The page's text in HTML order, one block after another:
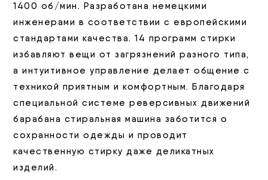
1400 об/мин. Разработана немецкими
инженерами в соответствии с европейскими
стандартами качества. 14 программ стирки
избавляют вещи от загрязнений разного типа,
а интуитивное управление делает общение с
техникой приятным и комфортным. Благодаря
специальной системе реверсивных движений
барабана стиральная машина заботится о
сохранности одежды и проводит
качественную стирку даже деликатных
изделий.